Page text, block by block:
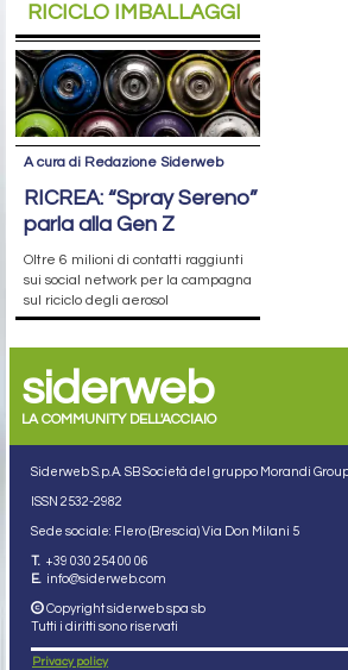
RICICLO IMBALLAGGI
A cura di Redazione Siderweb
RICREA: “Spray Sereno”
parla alla Gen Z
Oltre 6 milioni di contatti raggiunti
sui social network per la campagna
sul riciclo degli aerosol
siderweb
LA COMMUNITY DELL'ACCIAIO
Siderweb S.p.A. SB Società del gruppo Morandi Group
ISSN 2532-2982
Sede sociale: Flero (Brescia) Via Don Milani 5
T. +39 030 254 00 06
E. info@siderweb.com
Copyright siderweb spa sb
Tutti i diritti sono riservati
Privacy policy